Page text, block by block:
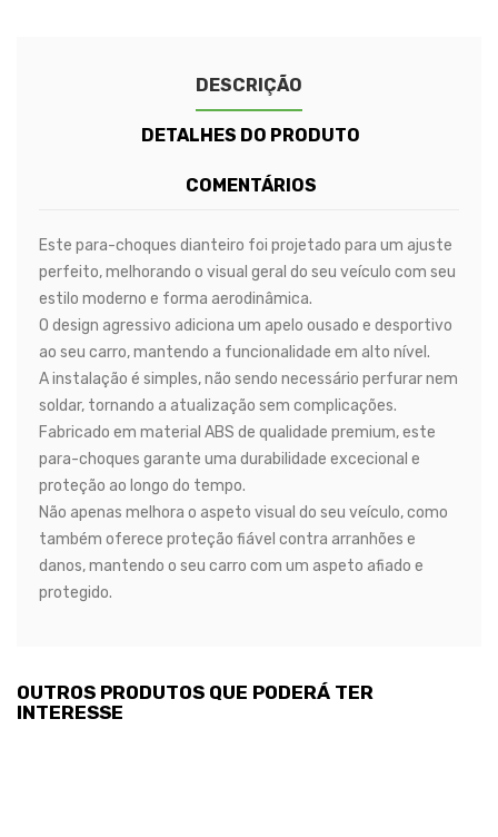
DESCRIÇÃO
DETALHES DO PRODUTO
COMENTÁRIOS
Este para-choques dianteiro foi projetado para um ajuste
perfeito, melhorando o visual geral do seu veículo com seu
estilo moderno e forma aerodinâmica.
O design agressivo adiciona um apelo ousado e desportivo
ao seu carro, mantendo a funcionalidade em alto nível.
A instalação é simples, não sendo necessário perfurar nem
soldar, tornando a atualização sem complicações.
Fabricado em material ABS de qualidade premium, este
para-choques garante uma durabilidade excecional e
proteção ao longo do tempo.
Não apenas melhora o aspeto visual do seu veículo, como
também oferece proteção fiável contra arranhões e
danos, mantendo o seu carro com um aspeto afiado e
protegido.
OUTROS PRODUTOS QUE PODERÁ TER
INTERESSE